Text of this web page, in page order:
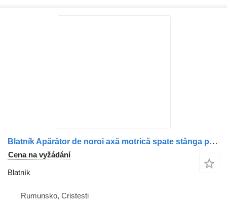
Blatník Apărător de noroi axă motrică spate stânga pentru pro nákladní auta Mercedes-Benz A9605200719 / A9605202119 / A9605202719
Cena na vyžádání
Blatník
Rumunsko, Cristesti